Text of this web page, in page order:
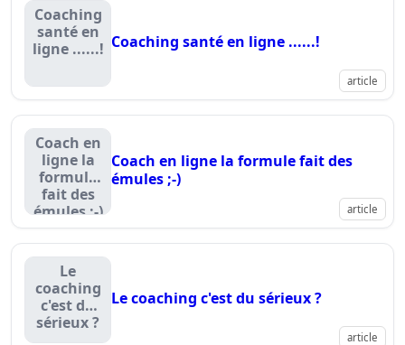
Coaching
santé en
ligne ......! Coaching santé en ligne ......!
article
Coach en
ligne la
formule
fait des
émules ;-)
Coach en ligne la formule fait des
émules ;-)
article
Le
coaching
c'est du
sérieux ?
Le coaching c'est du sérieux ?
article